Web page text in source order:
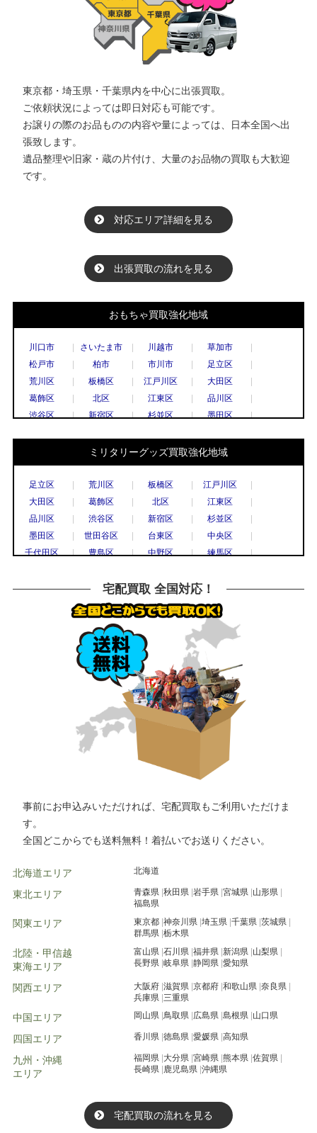
東京都・埼玉県・千葉県内を中心に出張買取。
ご依頼状況によっては即日対応も可能です。
お譲りの際のお品ものの内容や量によっては、日本全国へ出
張致します。
遺品整理や旧家・蔵の片付け、大量のお品物の買取も大歓迎
です。
対応エリア詳細を見る
出張買取の流れを見る
おもちゃ買取強化地域
川口市 さいたま市 川越市
草加市
松戸市
柏市 市川市
足立区
荒川区
板橋区 江戸川区
大田区
葛飾区
北区 江東区
品川区
渋谷区
新宿区 杉並区
墨田区
中野区 練馬区
文京区
港区
目黒区 国立市
小金井市
国分寺市
小平市 立川市
調布市
西東京市
八王子市 東村山市
日野市
府中市
三鷹市 武蔵野市
上尾市
春日部市
久喜市 熊谷市
越谷市
秩父市
所沢市 戸田市
新座市
鎌倉市 川崎市
相模原市
横須賀市 横浜市
宇都宮市
高崎市 前橋市
古河市
水戸市
ミリタリーグッズ買取強化地域
足立区 荒川区 板橋区
江戸川区
大田区
葛飾区 北区
江東区
品川区
渋谷区 新宿区
杉並区
墨田区
世田谷区 台東区
中央区
千代田区
豊島区 中野区
練馬区
横浜市
川崎市 川口市
越谷市
戸田市 さいたま市
所沢市
市川市 柏市
松戸市
高崎市 小山市
宅配買取 全国対応！
事前にお申込みいただければ、宅配買取もご利用いただけま
す。
全国どこからでも送料無料！着払いでお送りください。
北海道エリア 北海道
東北エリア 青森県 秋田県 岩手県 宮城県 山形県
福島県
関東エリア 東京都 神奈川県 埼玉県 千葉県 茨城県
群馬県 栃木県
北陸・甲信越
東海エリア
富山県 石川県 福井県 新潟県 山梨県
長野県 岐阜県 静岡県 愛知県
関西エリア 大阪府 滋賀県 京都府 和歌山県 奈良県
兵庫県 三重県
中国エリア 岡山県 鳥取県 広島県 島根県 山口県
四国エリア 香川県 徳島県 愛媛県 高知県
九州・沖縄
エリア
福岡県 大分県 宮崎県 熊本県 佐賀県
長崎県 鹿児島県 沖縄県
宅配買取の流れを見る